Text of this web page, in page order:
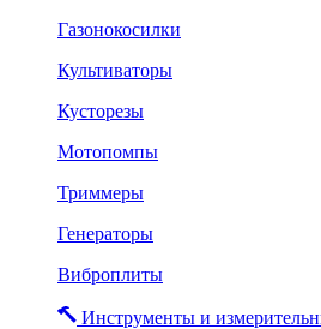
Газонокосилки
Культиваторы
Кусторезы
Мотопомпы
Триммеры
Генераторы
Виброплиты
Инструменты и